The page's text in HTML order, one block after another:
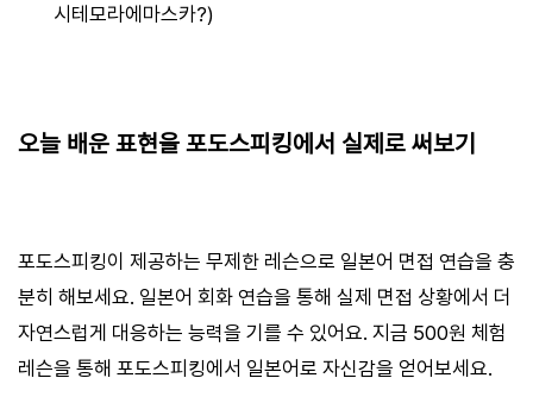
시테모라에마스카?)
오늘 배운 표현을 포도스피킹에서 실제로 써보기
포도스피킹이 제공하는 무제한 레슨으로 일본어 면접 연습을 충
분히 해보세요. 일본어 회화 연습을 통해 실제 면접 상황에서 더
자연스럽게 대응하는 능력을 기를 수 있어요. 지금 500원 체험
레슨을 통해 포도스피킹에서 일본어로 자신감을 얻어보세요.